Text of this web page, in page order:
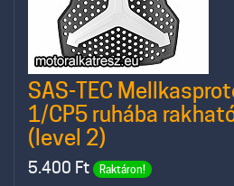
SAS-TEC
1/CP5 ruhába
(level 2)
5.400 Ft Raktáron!